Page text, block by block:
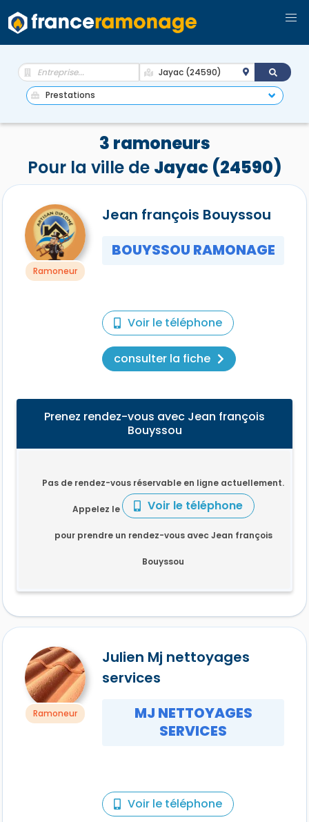
3 ramoneurs
Pour la ville de Jayac (24590)
Ramoneur
Jean françois Bouyssou
BOUYSSOU RAMONAGE
Voir le téléphone
consulter la fiche
Prenez rendez-vous avec Jean françois
Bouyssou
Pas de rendez-vous réservable en ligne actuellement.
Appelez le Voir le téléphone
pour prendre un rendez-vous avec Jean françois
Bouyssou
Ramoneur
Julien Mj nettoyages
services
MJ NETTOYAGES
SERVICES
Voir le téléphone